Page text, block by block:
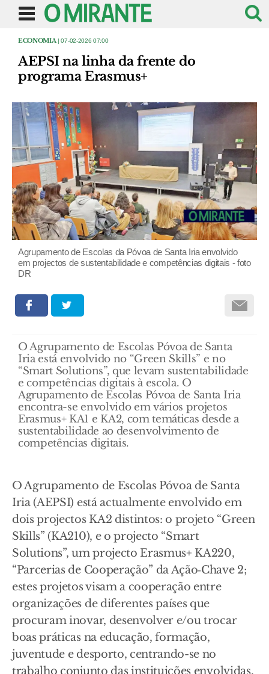
ECONOMIA | 07-02-2026 07:00
AEPSI na linha da frente do
programa Erasmus+
Agrupamento de Escolas da Póvoa de Santa Iria envolvido
em projectos de sustentabilidade e competências digitais - foto
DR
O Agrupamento de Escolas Póvoa de Santa
Iria está envolvido no “Green Skills” e no
“Smart Solutions”, que levam sustentabilidade
e competências digitais à escola. O
Agrupamento de Escolas Póvoa de Santa Iria
encontra-se envolvido em vários projetos
Erasmus+ KA1 e KA2, com temáticas desde a
sustentabilidade ao desenvolvimento de
competências digitais.
O Agrupamento de Escolas Póvoa de Santa
Iria (AEPSI) está actualmente envolvido em
dois projectos KA2 distintos: o projeto “Green
Skills” (KA210), e o projecto “Smart
Solutions”, um projecto Erasmus+ KA220,
“Parcerias de Cooperação” da Ação‑Chave 2;
estes projetos visam a cooperação entre
organizações de diferentes países que
procuram inovar, desenvolver e/ou trocar
boas práticas na educação, formação,
juventude e desporto, centrando-se no
trabalho conjunto das instituições envolvidas.